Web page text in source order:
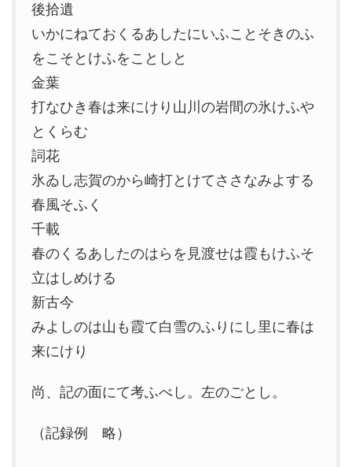
後拾遺
いかにねておくるあしたにいふことそきのふ
をこそとけふをことしと
金葉
打なひき春は来にけり山川の岩間の氷けふや
とくらむ
詞花
氷ゐし志賀のから崎打とけてささなみよする
春風そふく
千載
春のくるあしたのはらを見渡せは霞もけふそ
立はしめける
新古今
みよしのは山も霞て白雪のふりにし里に春は
来にけり
尚、記の面にて考ふべし。左のごとし。
（記録例 略）